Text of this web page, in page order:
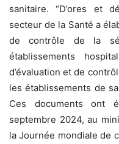
sanitaire. “D’ores et
secteur de la Santé a
de contrôle de la
établissements
d’évaluation et de
les établissements de
Ces documents ont
septembre 2024, au
la Journée mondiale de